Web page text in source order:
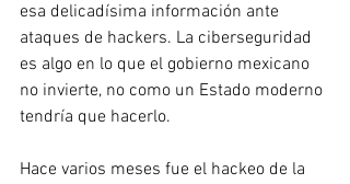
esa delicadísima información ante
ataques de hackers. La ciberseguridad
es algo en lo que el gobierno mexicano
no invierte, no como un Estado moderno
tendría que hacerlo.
Hace varios meses fue el hackeo de la